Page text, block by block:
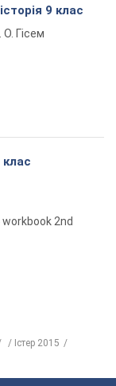
9 клас
Гісем
workbook 2nd
Істер 2015